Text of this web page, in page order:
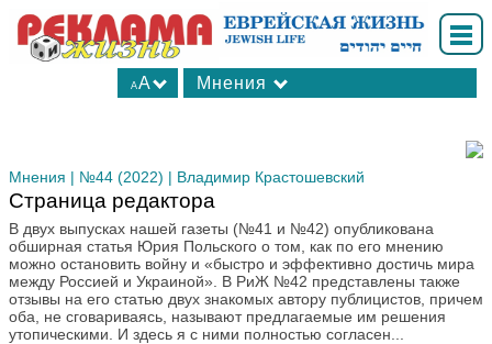
AA
А
Мнения
Ваш досуг
Вопрос-ответ
Для вас, женщины
Интересные факты
Калейдоскоп
Книжные новинки
Мнения | №44 (2022) | Владимир Крастошевский
Страница редактора
В двух выпусках нашей газеты (№41 и №42) опубликована
обширная статья Юрия Польского о том, как по его мнению
можно остановить войну и «быстро и эффективно достичь мира
между Россией и Украиной». В РиЖ №42 представлены также
отзывы на его статью двух знакомых автору публицистов, причем
оба, не сговариваясь, называют предлагаемые им решения
утопическими. И здесь я с ними полностью согласен...